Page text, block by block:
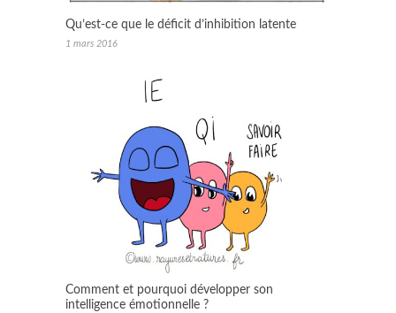
Qu’est-ce que le déficit d’inhibition latente
1 mars 2016
Comment et pourquoi développer son
intelligence émotionnelle ?